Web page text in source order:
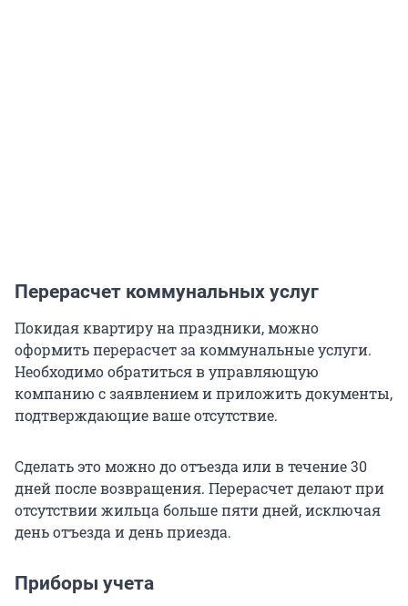
Перерасчет коммунальных услуг
Покидая квартиру на праздники, можно
оформить перерасчет за коммунальные услуги.
Необходимо обратиться в управляющую
компанию с заявлением и приложить документы,
подтверждающие ваше отсутствие.
Сделать это можно до отъезда или в течение 30
дней после возвращения. Перерасчет делают при
отсутствии жильца больше пяти дней, исключая
день отъезда и день приезда.
Приборы учета